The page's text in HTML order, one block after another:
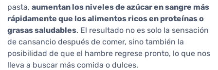
pasta, aumentan los niveles de azúcar en sangre más
rápidamente que los alimentos ricos en proteínas o
grasas saludables. El resultado no es solo la sensación
de cansancio después de comer, sino también la
posibilidad de que el hambre regrese pronto, lo que nos
lleva a buscar más comida o dulces.